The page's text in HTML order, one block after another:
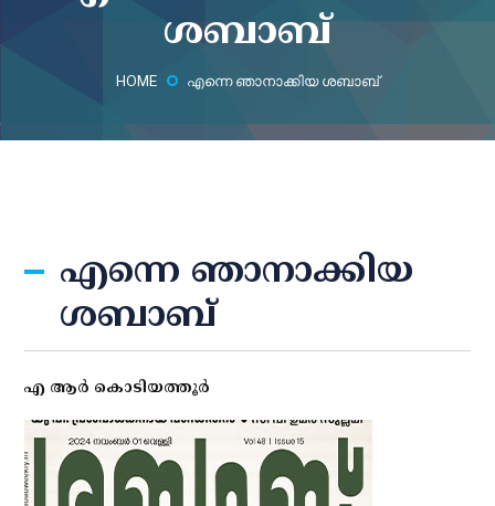
ശബാബ്‌
HOME എന്നെ ഞാനാക്കിയ ശബാബ്‌
എന്നെ ഞാനാക്കിയ
ശബാബ്‌
എ ആര്‍ കൊടിയത്തൂര്‍